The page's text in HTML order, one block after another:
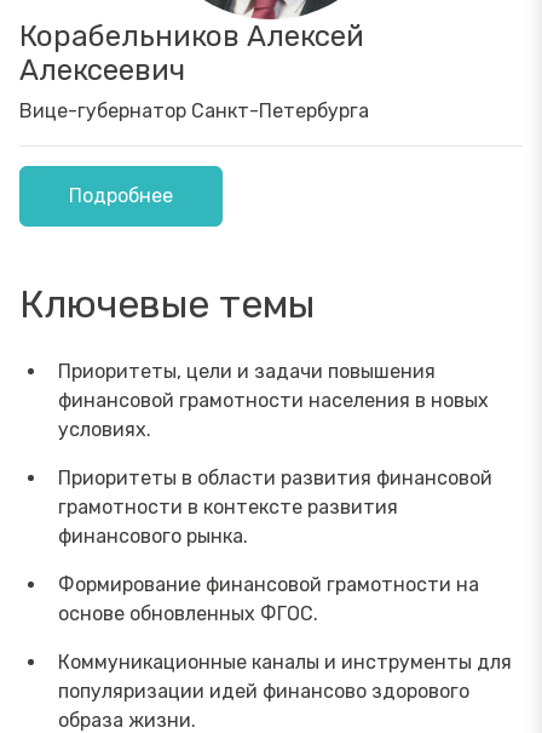
Корабельников Алексей
Алексеевич
Вице-губернатор Санкт-Петербурга
Подробнее
Ключевые темы
Приоритеты, цели и задачи повышения
финансовой грамотности населения в новых
условиях.
Приоритеты в области развития финансовой
грамотности в контексте развития
финансового рынка.
Формирование финансовой грамотности на
основе обновленных ФГОС.
Коммуникационные каналы и инструменты для
популяризации идей финансово здорового
образа жизни.